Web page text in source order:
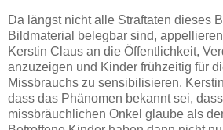
Da längst nicht alle Straftaten dieses
Bildmaterial belegbar sind,
Kerstin Claus an die Öffentlichkeit,
anzuzeigen und Kinder frühzeitig für
Missbrauchs zu sensibilisieren.
dass das Phänomen bekannt sei,
missbräuchlichen Onkel glaube als